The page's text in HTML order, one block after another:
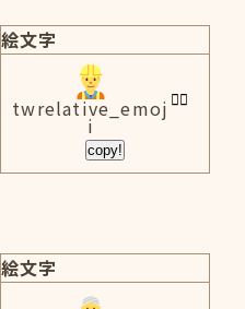
絵文字
twrelative_emoj
i
copy!
絵文字